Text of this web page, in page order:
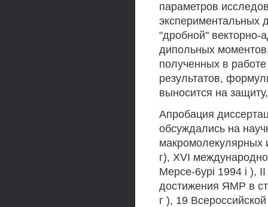
параметров
экспериментальных
"дробной"
дипольных
полученных в
результатов,
выносится на
Апробация
обсуждались на
г), XVI
Мерсе-6ypi 1994 i ),
достижения ЯМР в
г ), 19